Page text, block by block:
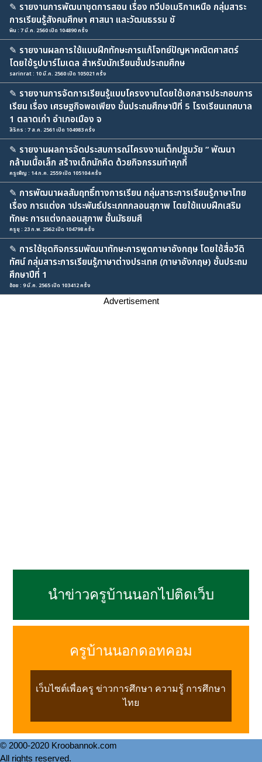
✎ รายงานการพัฒนาชุดการสอน เรื่อง ทวีปอเมริกาเหนือ กลุ่มสาระ
การเรียนรู้สังคมศึกษา ศาสนา และวัฒนธรรม ชั
พิน : 7 มี.ค. 2560 เปิด 104890 ครั้ง
✎ รายงานผลการใช้แบบฝึกทักษะการแก้โจทย์ปัญหาคณิตศาสตร์
โดยใช้รูปบาร์โมเดล สำหรับนักเรียนชั้นประถมศึกษ
sarinrat : 10 มี.ค. 2560 เปิด 105021 ครั้ง
✎ รายงานการจัดการเรียนรู้แบบโครงงานโดยใช้เอกสารประกอบการ
เรียน เรื่อง เศรษฐกิจพอเพียง ชั้นประถมศึกษาปีที่ 5 โรงเรียนเทศบาล
1 ตลาดเก่า อำเภอเมือง จ
สิริกร : 7 ส.ค. 2561 เปิด 104983 ครั้ง
✎ รายงานผลการจัดประสบการณ์โครงงานเด็กปฐมวัย “ พัฒนา
กล้ามเนื้อเล็ก สร้างเด็กนักคิด ด้วยกิจกรรมทำคุกกี้
ครูเพ็ญ : 14 ก.ค. 2559 เปิด 105104 ครั้ง
✎ การพัฒนาผลสัมฤทธิ์ทางการเรียน กลุ่มสาระการเรียนรู้ภาษาไทย
เรื่อง การแต่งค าประพันธ์ประเภทกลอนสุภาพ โดยใช้แบบฝึกเสริม
ทักษะ การแต่งกลอนสุภาพ ชั้นมัธยมศึ
ครูยุ : 23 ก.พ. 2562 เปิด 104798 ครั้ง
✎ การใช้ชุดกิจกรรมพัฒนาทักษะการพูดภาษาอังกฤษ โดยใช้สื่อวีดิ
ทัศน์ กลุ่มสาระการเรียนรู้ภาษาต่างประเทศ (ภาษาอังกฤษ) ชั้นประถม
ศึกษาปีที่ 1
อ้อย : 9 มี.ค. 2565 เปิด 103412 ครั้ง
Advertisement
นำข่าวครูบ้านนอกไปติดเว็บ
ครูบ้านนอกดอทคอม
เว็บไซต์เพื่อครู ข่าวการศึกษา ความรู้ การศึกษา
ไทย
© 2000-2020 Kroobannok.com
All rights reserved.